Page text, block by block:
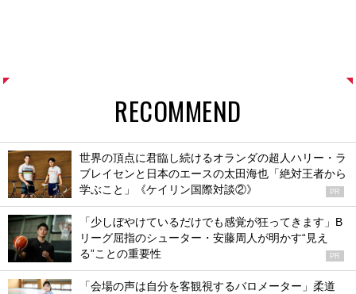
RECOMMEND
世界の頂点に君臨し続けるオランダの超人ハリー・ラ
ブレイセンと日本のエースの太田海也「絶対王者から
学ぶこと」《ケイリン国際対談②》
PR
「少しぼやけているだけでも感覚が狂ってきます」B
リーグ屈指のシューター・安藤周人が明かす“見え
る”ことの重要性
PR
「会場の声は自分を客観視するバロメーター」柔道